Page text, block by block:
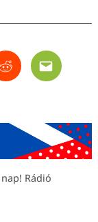
RedditEmail
Rádió